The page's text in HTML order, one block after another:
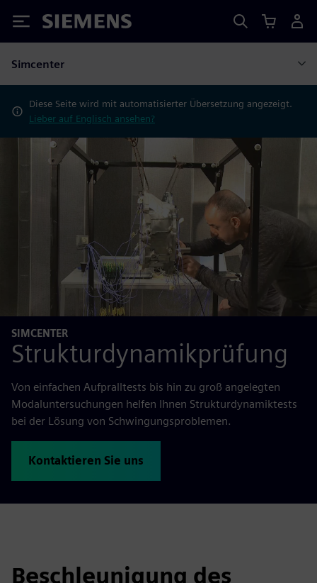
Siemens
Simcenter
Diese Seite wird mit automatisierter Übersetzung angezeigt.
Lieber auf Englisch ansehen?
SIMCENTER
Strukturdynamikprüfung
Von einfachen Aufpralltests bis hin zu groß angelegten
Modaluntersuchungen helfen Ihnen Strukturdynamiktests
bei der Lösung von Schwingungsproblemen.
Kontaktieren Sie uns
Beschleunigung des